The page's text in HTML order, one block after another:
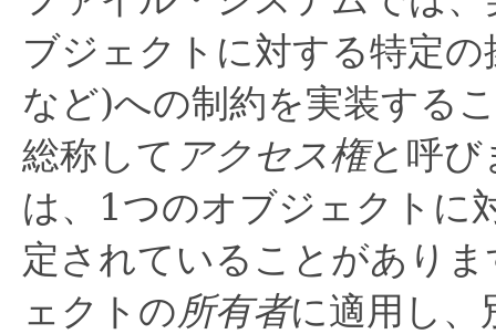
ブジェクトに対する特定
など)への制約を実装する
総称して アクセス権と呼び
は、1つのオブジェクトに
定されていることがありま
ェクトの所有者に適用し、